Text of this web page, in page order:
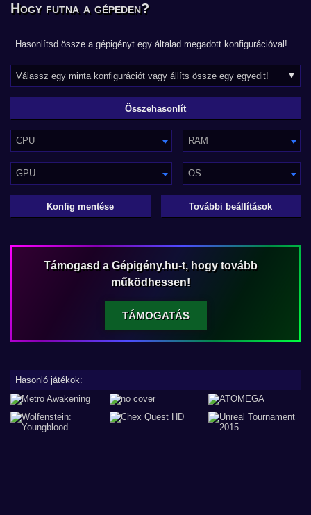
Hogy futna a gépeden?
Hasonlítsd össze a gépigényt egy általad megadott konfigurációval!
CPU RAM
GPU OS
Konfig mentése További beállítások
Támogasd a Gépigény.hu-t, hogy tovább
működhessen!
TÁMOGATÁS
Hasonló játékok: